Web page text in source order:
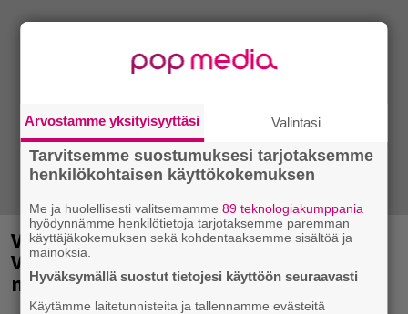
Valtava Yle 100 vuotta -tapahtuma
Veikkaus Arenalla syyskuussa – muista
myös metalliklassikot-konsertti
Arvostamme yksityisyyttäsi Valintasi
Tarvitsemme suostumuksesi tarjotaksemme
henkilökohtaisen käyttökokemuksen
Me ja huolellisesti valitsemamme89 teknologiakumppania
hyödynnämme henkilötietoja tarjotaksemme paremman
käyttäjäkokemuksen sekä kohdentaaksemme sisältöä ja
mainoksia.
Hyväksymällä suostut tietojesi käyttöön seuraavasti
Käytämme laitetunnisteita ja tallennamme evästeitä